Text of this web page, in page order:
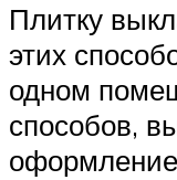
Плитку
этих
одном
способов,